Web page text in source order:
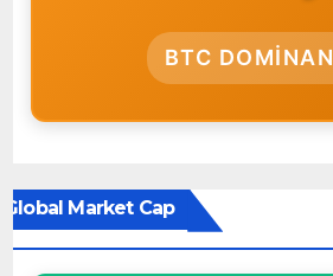
BTC
Global Market Cap